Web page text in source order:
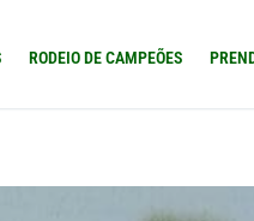
RODEIO DE CAMPEÕES